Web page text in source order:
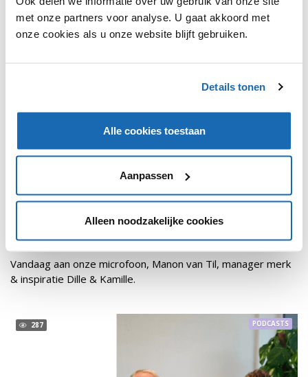
met onze partners voor analyse. U gaat akkoord met
onze cookies als u onze website blijft gebruiken.
Details tonen
Alle cookies toestaan
Aanpassen
Alleen noodzakelijke cookies
327
Vandaag aan onze microfoon, Manon van Til, manager merk
& inspiratie Dille & Kamille.
287 PODCASTS